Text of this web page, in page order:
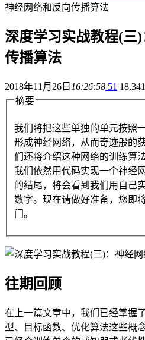
神经网络和反向传播算法
深度学习实战教程(三
传播算法
2018年11月26日 16:26:58 51
摘要
我们将把这些单独的单元按照
形成神经网络，从而奇迹般的
们还将介绍这种网络的训练算
我们依然用代码实现一个神经
的结尾，将会看到我们用自己
数字。现在请做好准备，您即
门。
往期回顾
在上一篇文章中，我们已经掌握
型、目标函数、优化算法这些概